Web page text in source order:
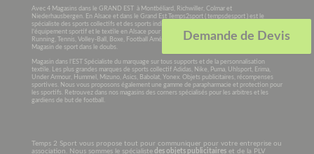
Avec 4 Magasins dans le GRAND EST à Montbéliard, Richwiller, Colmar et
Niederhausbergen. En Alsace et dans le Grand Est Temps2sport ( tempsdesport ) est le
spécialiste des sports collectifs et des sports individuels. Temps de sport vous propose tout
l’équipement sportif et le textile en Alsace pour le Football, Handball, Basket-Ball, Rugby,
Running, Tennis, Volley-Ball, Boxe, Football Américain, Cyclisme. Magasin de sport en Alsace,
Magasin de sport dans le doubs.
Magasin dans l’EST Spécialiste du marquage sur tous supports et de la personnalisation
textile. Les plus grandes marques de sports collectif Adidas, Nike, Puma, Uhlsport, Erima,
Under Armour, Hummel, Mizuno, Asics, Babolat, Yonex. Objets publicitaires, récompenses
sportives. Nous vous proposons également une gamme de parapharmacie et protection pour
les sportifs. Retrouvez dans nos magasins des corners spécialisés pour les arbitres et les
gardiens de but de football.
Temps 2 Sport vous propose tout pour communiquer pour votre entreprise ou
association. Nous sommes le spécialistedes objets publicitaireset de la PLV
Demande de Devis